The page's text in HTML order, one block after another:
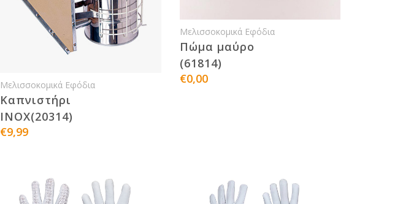
Μελισσοκομικά Εφόδια
Καπνιστήρι
INOX(20314)
€9,99
Μελισσοκομικά Εφόδια
Πώμα μαύρο
(61814)
€0,00